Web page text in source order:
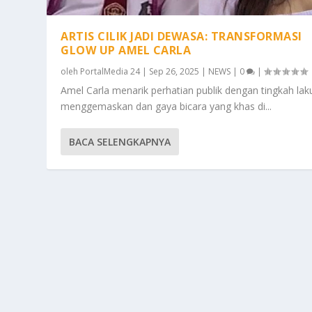
ARTIS CILIK JADI DEWASA: TRANSFORMASI
GLOW UP AMEL CARLA
oleh PortalMedia 24| Sep 26, 2025 | NEWS | 0 |
Amel Carla menarik perhatian publik dengan tingkah
menggemaskan dan gaya bicara yang khas di...
BACA SELENGKAPNYA